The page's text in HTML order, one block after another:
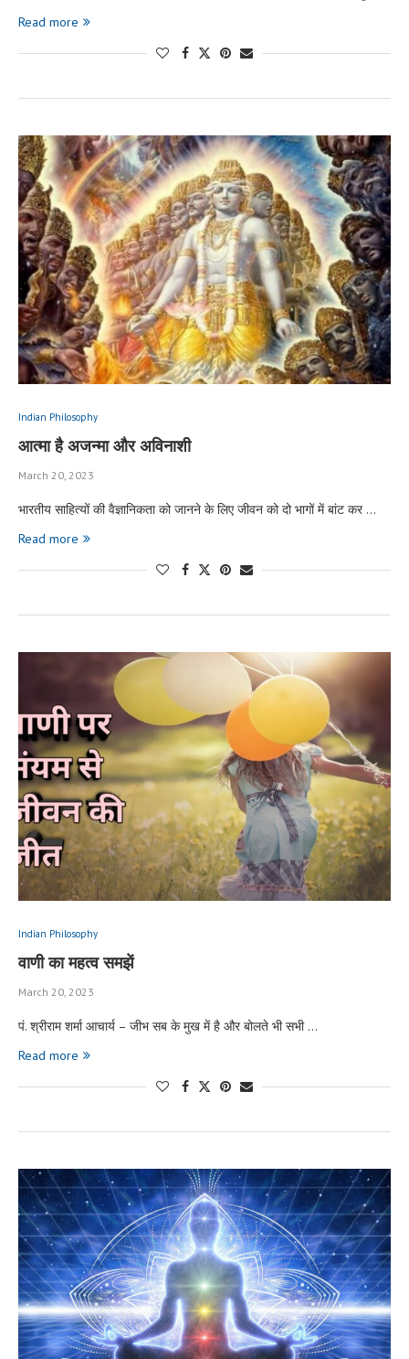
Read more
Indian Philosophy
आत्मा है अजन्मा और अविनाशी
March 20, 2023
भारतीय साहित्यों की वैज्ञानिकता को जानने के लिए जीवन को दो भागों में बांट कर …
Read more
Indian Philosophy
वाणी का महत्व समझें
March 20, 2023
पं. श्रीराम शर्मा आचार्य – जीभ सब के मुख में है और बोलते भी सभी …
Read more